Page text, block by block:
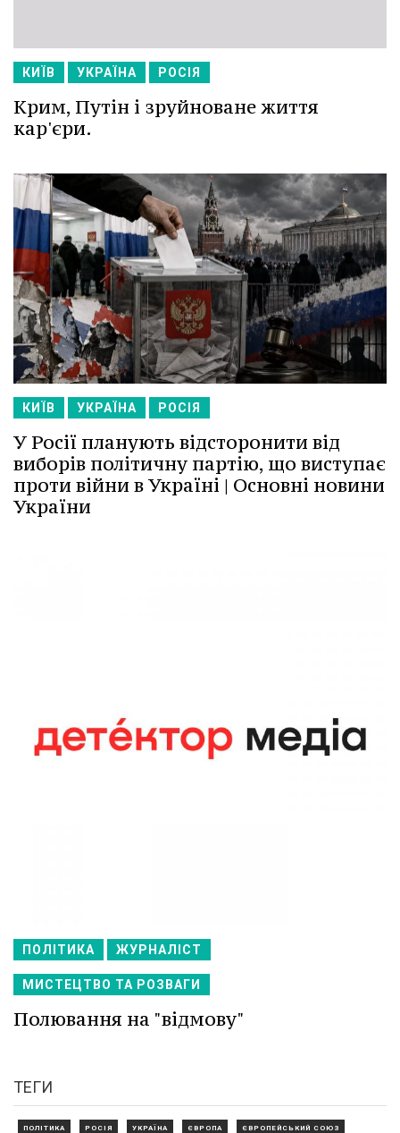
КИЇВ УКРАЇНА РОСІЯ
Крим, Путін і зруйноване життя
кар'єри.
КИЇВ УКРАЇНА РОСІЯ
У Росії планують відсторонити від
виборів політичну партію, що виступає
проти війни в Україні | Основні новини
України
ПОЛІТИКА ЖУРНАЛІСТ
МИСТЕЦТВО ТА РОЗВАГИ
Полювання на "відмову"
ТЕГИ
ПОЛІТИКА РОСІЯ УКРАЇНА ЄВРОПА ЄВРОПЕЙСЬКИЙ СОЮЗ